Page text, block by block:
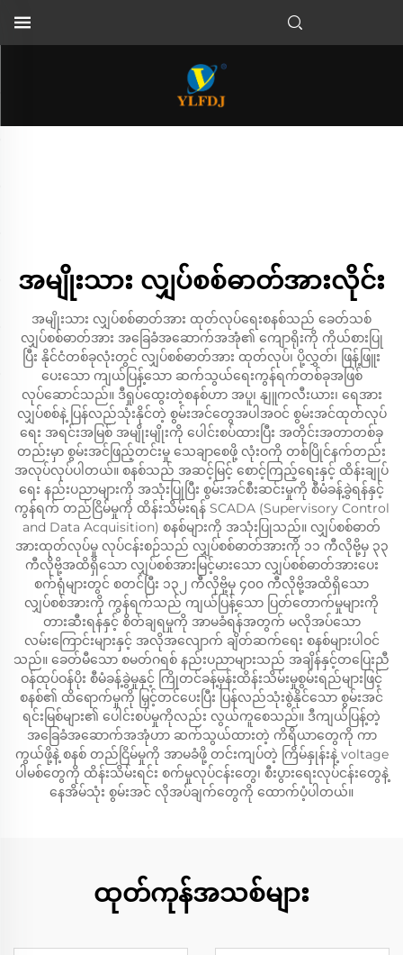
အမျိုးသား လျှပ်စစ်ဓာတ်အားလိုင်း
အမျိုးသား လျှပ်စစ်ဓာတ်အား ထုတ်လုပ်ရေးစနစ်သည် ခေတ်သစ်
လျှပ်စစ်ဓာတ်အား အခြေခံအဆောက်အအုံ၏ ကျောရိုးကို ကိုယ်စားပြု
ပြီး နိုင်ငံတစ်ခုလုံးတွင် လျှပ်စစ်ဓာတ်အား ထုတ်လုပ်၊ ပို့လွှတ်၊ ဖြန့်ဖြူး
ပေးသော ကျယ်ပြန့်သော ဆက်သွယ်ရေးကွန်ရက်တစ်ခုအဖြစ်
လုပ်ဆောင်သည်။ ဒီရှုပ်ထွေးတဲ့စနစ်ဟာ အပူ၊ နျူကလီးယား၊ ရေအား
လျှပ်စစ်နဲ့ ပြန်လည်သုံးနိုင်တဲ့ စွမ်းအင်တွေအပါအဝင် စွမ်းအင်ထုတ်လုပ်
ရေး အရင်းအမြစ် အမျိုးမျိုးကို ပေါင်းစပ်ထားပြီး အတိုင်းအတာတစ်ခု
တည်းမှာ စွမ်းအင်ဖြည့်တင်းမှု သေချာစေဖို့ လုံးဝကို တစ်ပြိုင်နက်တည်း
အလုပ်လုပ်ပါတယ်။ စနစ်သည် အဆင့်မြင့် စောင့်ကြည့်ရေးနှင့် ထိန်းချုပ်
ရေး နည်းပညာများကို အသုံးပြုပြီး စွမ်းအင်စီးဆင်းမှုကို စီမံခန့်ခွဲရန်နှင့်
ကွန်ရက် တည်ငြိမ်မှုကို ထိန်းသိမ်းရန် SCADA (Supervisory Control
and Data Acquisition) စနစ်များကို အသုံးပြုသည်။ လျှပ်စစ်ဓာတ်
အားထုတ်လုပ်မှု လုပ်ငန်းစဉ်သည် လျှပ်စစ်ဓာတ်အားကို ၁၁ ကီလိုဗို့မှ ၃၃
ကီလိုဗို့အထိရှိသော လျှပ်စစ်အားမြင့်မားသော လျှပ်စစ်ဓာတ်အားပေး
စက်ရုံများတွင် စတင်ပြီး ၁၃၂ ကီလိုဗို့မှ ၄၀၀ ကီလိုဗို့အထိရှိသော
လျှပ်စစ်အားကို ကွန်ရက်သည် ကျယ်ပြန့်သော ပြတ်တောက်မှုများကို
တားဆီးရန်နှင့် စိတ်ချရမှုကို အာမခံရန်အတွက် မလိုအပ်သော
လမ်းကြောင်းများနှင့် အလိုအလျောက် ချိတ်ဆက်ရေး စနစ်များပါဝင်
သည်။ ခေတ်မီသော စမတ်ဂရစ် နည်းပညာများသည် အချိန်နှင့်တပြေးညီ
ဝန်ထုပ်ဝန်ပိုး စီမံခန့်ခွဲမှုနှင့် ကြိုတင်ခန့်မှန်းထိန်းသိမ်းမှုစွမ်းရည်များဖြင့်
စနစ်၏ ထိရောက်မှုကို မြှင့်တင်ပေးပြီး ပြန်လည်သုံးစွဲနိုင်သော စွမ်းအင်
ရင်းမြစ်များ၏ ပေါင်းစပ်မှုကိုလည်း လွယ်ကူစေသည်။ ဒီကျယ်ပြန့်တဲ့
အခြေခံအဆောက်အအုံဟာ ဆက်သွယ်ထားတဲ့ ကိရိယာတွေကို ကာ
ကွယ်ဖို့နဲ့ စနစ် တည်ငြိမ်မှုကို အာမခံဖို့ တင်းကျပ်တဲ့ ကြိမ်နှုန်းနဲ့ voltage
ပါမစ်တွေကို ထိန်းသိမ်းရင်း စက်မှုလုပ်ငန်းတွေ၊ စီးပွားရေးလုပ်ငန်းတွေနဲ့
နေအိမ်သုံး စွမ်းအင် လိုအပ်ချက်တွေကို ထောက်ပံ့ပါတယ်။
ထုတ်ကုန်အသစ်များ